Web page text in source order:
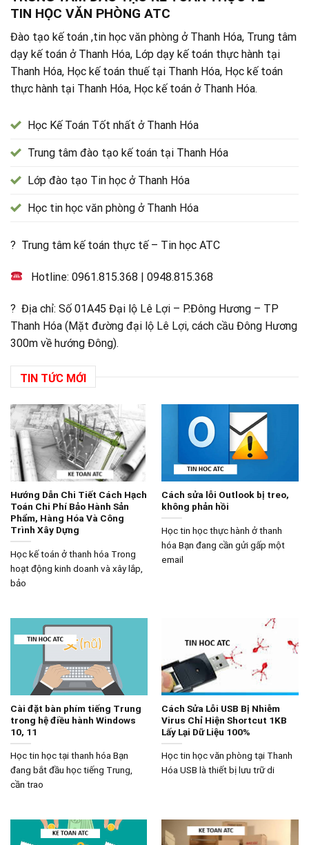
TIN HỌC VĂN PHÒNG ATC
Đào tạo kế toán ,tin học văn phòng ở Thanh Hóa, Trung tâm
dạy kế toán ở Thanh Hóa, Lớp dạy kế toán thực hành tại
Thanh Hóa, Học kế toán thuế tại Thanh Hóa, Học kế toán
thực hành tại Thanh Hóa, Học kế toán ở Thanh Hóa.
Học Kế Toán Tốt nhất ở Thanh Hóa
Trung tâm đào tạo kế toán tại Thanh Hóa
Lớp đào tạo Tin học ở Thanh Hóa
Học tin học văn phòng ở Thanh Hóa
? Trung tâm kế toán thực tế – Tin học ATC
Hotline:0961.815.368 |0948.815.368
? Địa chỉ: Số 01A45 Đại lộ Lê Lợi – P.Đông Hương – TP
Thanh Hóa (Mặt đường đại lộ Lê Lợi, cách cầu Đông Hương
300m về hướng Đông).
TIN TỨC MỚI
Hướng Dẫn Chi Tiết Cách Hạch
Toán Chi Phí Bảo Hành Sản
Phẩm, Hàng Hóa Và Công
Trình Xây Dựng
Học kế toán ở thanh hóa Trong
hoạt động kinh doanh và xây lắp,
bảo
Cách sửa lỗi Outlook bị treo,
không phản hồi
Học tin học thực hành ở thanh
hóa Bạn đang cần gửi gấp một
email
Cài đặt bàn phím tiếng Trung
trong hệ điều hành Windows
10, 11
Học tin học tại thanh hóa Bạn
đang bắt đầu học tiếng Trung,
cần trao
Cách Sửa Lỗi USB Bị Nhiễm
Virus Chỉ Hiện Shortcut 1KB
Lấy Lại Dữ Liệu 100%
Học tin học văn phòng tại Thanh
Hóa USB là thiết bị lưu trữ di